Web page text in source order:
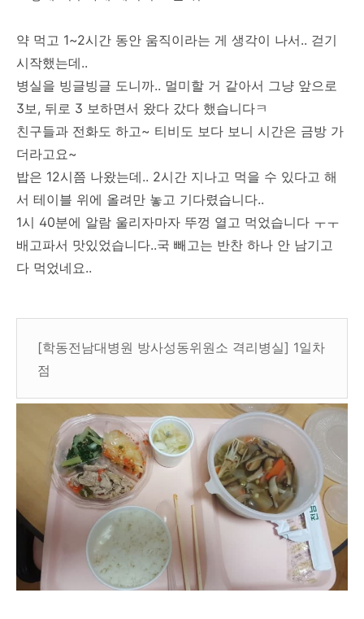
약 먹고 1~2시간 동안 움직이라는 게 생각이 나서.. 걷기
시작했는데..
병실을 빙글빙글 도니까.. 멀미할 거 같아서 그냥 앞으로
3보, 뒤로 3 보하면서 왔다 갔다 했습니다ㅋ
친구들과 전화도 하고~ 티비도 보다 보니 시간은 금방 가
더라고요~
밥은 12시쯤 나왔는데.. 2시간 지나고 먹을 수 있다고 해
서 테이블 위에 올려만 놓고 기다렸습니다..
1시 40분에 알람 울리자마자 뚜껑 열고 먹었습니다 ㅜㅜ
배고파서 맛있었습니다..국 빼고는 반찬 하나 안 남기고
다 먹었네요..
[학동전남대병원 방사성동위원소 격리병실] 1일차
점